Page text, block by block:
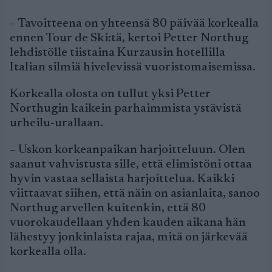
– Tavoitteena on yhteensä 80 päivää korkealla
ennen Tour de Ski:tä, kertoi Petter Northug
lehdistölle tiistaina Kurzausin hotellilla
Italian silmiä hivelevissä vuoristomaisemissa.
Korkealla olosta on tullut yksi Petter
Northugin kaikein parhaimmista ystävistä
urheilu-urallaan.
– Uskon korkeanpaikan harjoitteluun. Olen
saanut vahvistusta sille, että elimistöni ottaa
hyvin vastaa sellaista harjoittelua. Kaikki
viittaavat siihen, että näin on asianlaita, sanoo
Northug arvellen kuitenkin, että 80
vuorokaudellaan yhden kauden aikana hän
lähestyy jonkinlaista rajaa, mitä on järkevää
korkealla olla.